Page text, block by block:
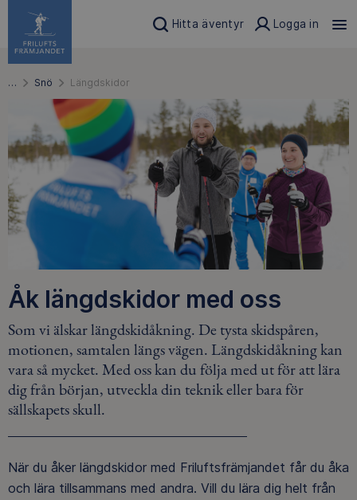
Hitta äventyr Logga in
… Snö Längdskidor
Åk längdskidor med oss
Som vi älskar längdskidåkning. De tysta skidspåren,
motionen, samtalen längs vägen. Längdskidåkning kan
vara så mycket. Med oss kan du följa med ut för att lära
dig från början, utveckla din teknik eller bara för
sällskapets skull.
När du åker längdskidor med Friluftsfrämjandet får du åka
och lära tillsammans med andra. Vill du lära dig helt från